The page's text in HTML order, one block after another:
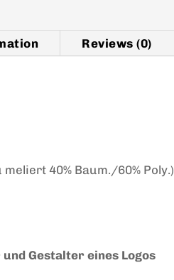
Reviews (0)
40% Baum./60% Poly.)
Gestalter eines Logos